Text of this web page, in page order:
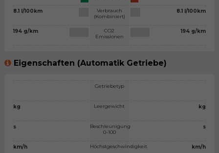
8.1 l/100km
194 g/km
Verbrauch
(Kombiniert)
CO2
Emissionen
8.1 l/100km
194 g/km
Eigenschaften (Automatik Getriebe)
kg
s
km/h
Getriebetyp
Leergewicht
Beschleunigung
0-100
Höchstgeschwindigkeit
kg
s
km/h